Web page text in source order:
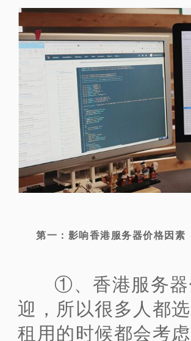
第一：影响香港服务器价格因素
①、香港服务器
迎，所以很多人都
租用的时候都会考